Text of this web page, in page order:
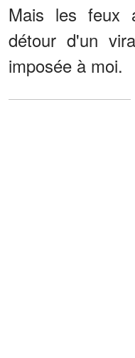
Mais les feux
détour d'un
imposée à moi.